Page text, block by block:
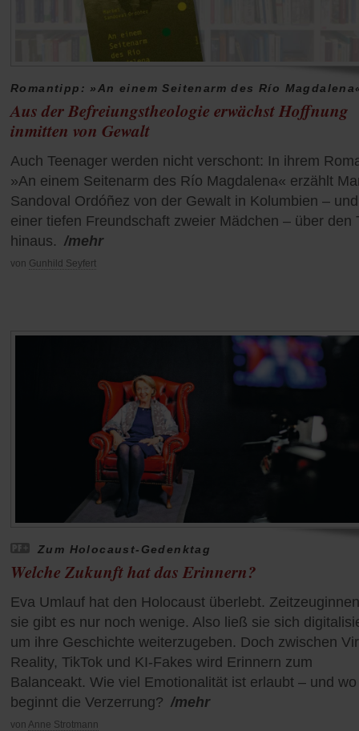
Romantipp: »An einem Seitenarm des Río
Aus der Befreiungstheologie erwächst Hoffnung
inmitten von Gewalt
Auch Teenager werden nicht verschont: In ihrem
»An einem Seitenarm des Río Magdalena« erzählt
Sandoval Ordóñez von der Gewalt in Kolumbien –
einer tiefen Freundschaft zweier Mädchen – über den
hinaus. /mehr
von Gunhild Seyfert
Zum Holocaust-Gedenktag
Welche Zukunft hat das Erinnern?
Eva Umlauf hat den Holocaust überlebt.
sie gibt es nur noch wenige. Also ließ sie sich
um ihre Geschichte weiterzugeben. Doch zwischen
Reality, TikTok und KI-Fakes wird Erinnern zum
Balanceakt. Wie viel Emotionalität ist erlaubt – und wo
beginnt die Verzerrung? /mehr
von Anne Strotmann